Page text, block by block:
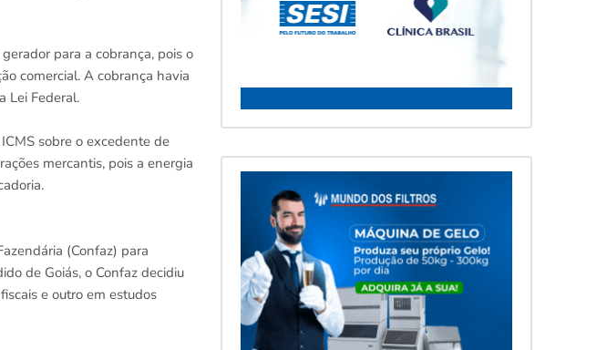
para a cobrança, pois o
comercial. A cobrança havia
Lei Federal.
sobre o excedente de
mercantis, pois a energia
(Confaz) para
de Goiás, o Confaz decidiu
e outro em estudos